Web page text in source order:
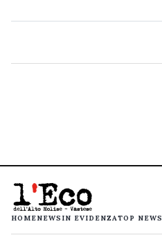
HOMENEWS IN EVIDENZATOP NEWS